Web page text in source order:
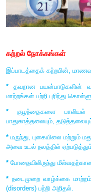
உடல் நலம் மற்றும்
கற்றல் நோக்கங்கள்
இப்பாடத்தைக் கற்றபின்
*
தவறான
மாற்றங்கள் பற்றி